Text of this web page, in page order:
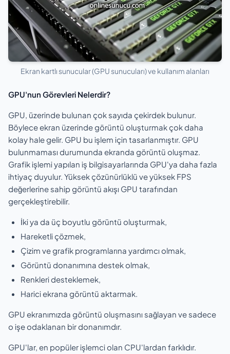
Ekran kartlı sunucular (GPU sunucuları) ve kullanım alanları
GPU'nun Görevleri Nelerdir?
GPU, üzerinde bulunan çok sayıda çekirdek bulunur.
Böylece ekran üzerinde görüntü oluşturmak çok daha
kolay hale gelir. GPU bu işlem için tasarlanmıştır. GPU
bulunmaması durumunda ekranda görüntü oluşmaz.
Grafik işlemi yapılan iş bilgisayarlarında GPU'ya daha fazla
ihtiyaç duyulur. Yüksek çözünürlüklü ve yüksek FPS
değerlerine sahip görüntü akışı GPU tarafından
gerçekleştirebilir.
İki ya da üç boyutlu görüntü oluşturmak,
Hareketli çözmek,
Çizim ve grafik programlarına yardımcı olmak,
Görüntü donanımına destek olmak,
Renkleri desteklemek,
Harici ekrana görüntü aktarmak.
GPU ekranımızda görüntü oluşmasını sağlayan ve sadece
o işe odaklanan bir donanımdır.
GPU'lar, en popüler işlemci olan CPU'lardan farklıdır.